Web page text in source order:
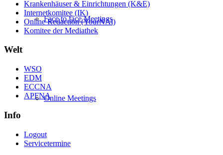
Face to face Meetings
Online Meetings
Krankenhäuser & Einrichtungen (K&E)
Internetkomitee (IK)
Online Redaction (YourNAl)
Komitee der Mediathek
Welt
WSO
EDM
ECCNA
APFNA
Info
Logout
Servicetermine